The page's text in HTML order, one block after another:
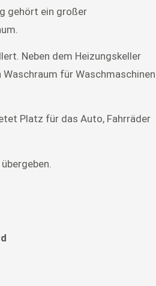
gehört ein großer
Neben dem Heizungskeller
Waschraum für Waschmaschinen
Platz für das Auto, Fahrräder